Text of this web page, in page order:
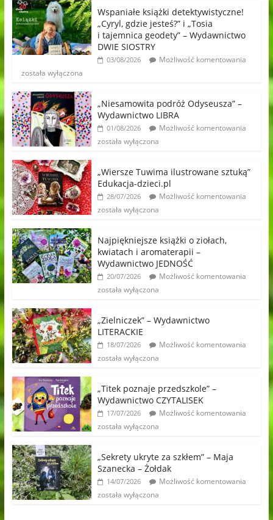
Wspaniałe książki detektywistyczne!
„Cyryl, gdzie jesteś?” i „Tosia
i tajemnica geodety” – Wydawnictwo
DWIE SIOSTRY
03/08/2026
Możliwość komentowania
została wyłączona
„Niesamowita podróż Odyseusza” –
Wydawnictwo LIBRA
01/08/2026
Możliwość komentowania
została wyłączona
„Wiersze Tuwima ilustrowane sztuką”
Edukacja-dzieci.pl
28/07/2026
Możliwość komentowania
została wyłączona
Najpiękniejsze książki o ziołach,
kwiatach i aromaterapii –
Wydawnictwo JEDNOŚĆ
20/07/2026
Możliwość komentowania
została wyłączona
„Zielniczek” – Wydawnictwo
LITERACKIE
18/07/2026
Możliwość komentowania
została wyłączona
„Titek poznaje przedszkole” –
Wydawnictwo CZYTALISEK
17/07/2026
Możliwość komentowania
została wyłączona
„Sekrety ukryte za szkłem” – Maja
Szanecka – Żołdak
14/07/2026
Możliwość komentowania
została wyłączona